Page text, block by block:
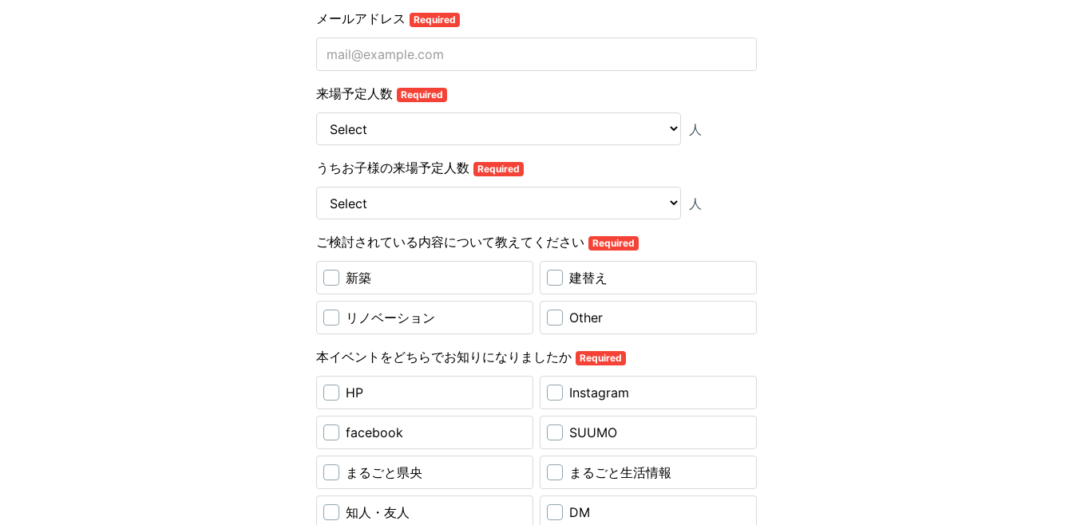
メールアドレス Required
来場予定人数 Required
人
うちお子様の来場予定人数 Required
人
ご検討されている内容について教えてください Required
新築 建替え
リノベーション Other
本イベントをどちらでお知りになりましたか Required
HP Instagram
facebook SUUMO
まるごと県央 まるごと生活情報
知人・友人 DM